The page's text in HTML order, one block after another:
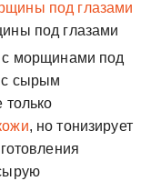
под глазами
с морщинами под
с сырым
только
, но тонизирует